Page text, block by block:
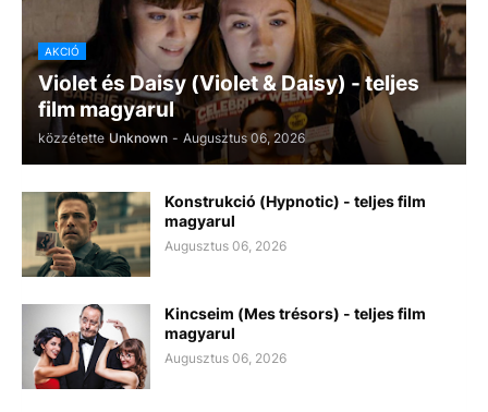
AKCIÓ
Violet és Daisy (Violet & Daisy) - teljes
film magyarul
közzétette Unknown - Augusztus 06, 2026
Konstrukció (Hypnotic) - teljes film
magyarul
Augusztus 06, 2026
Kincseim (Mes trésors) - teljes film
magyarul
Augusztus 06, 2026